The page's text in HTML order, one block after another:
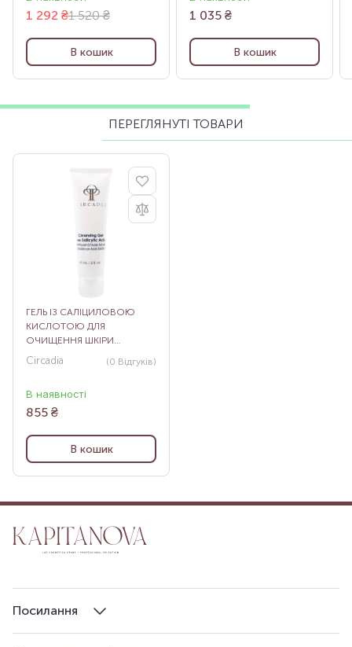
1 520 ₴
1 292 ₴
В кошик
1 035 ₴
В кошик
ПЕРЕГЛЯНУТІ ТОВАРИ
ГЕЛЬ ІЗ САЛІЦИЛОВОЮ
КИСЛОТОЮ ДЛЯ
ОЧИЩЕННЯ ШКІРИ
CIRCADIA CLEANSING GEL
WITH SALICYLIC ACID, 60 МЛ
Circadia (0 Відгуків)
В наявності
855 ₴
В кошик
Посилання